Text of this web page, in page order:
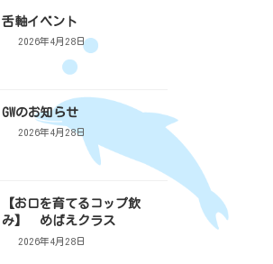
舌軸イベント
2026年4月28日
GWのお知らせ
2026年4月28日
【お口を育てるコップ飲
み】 めばえクラス
2026年4月28日